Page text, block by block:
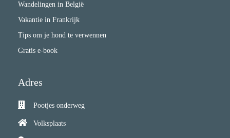
Wandelingen in België
Vakantie in Frankrijk
Tips om je hond te verwennen
Gratis e-book
Adres
Pootjes onderweg
Volksplaats